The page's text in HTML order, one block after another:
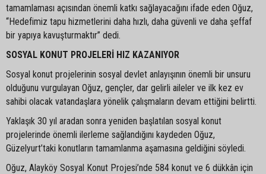
tamamlaması açısından önemli katkı sağlayacağını ifade eden Oğuz,
“Hedefimiz tapu hizmetlerini daha hızlı, daha güvenli ve daha şeffaf
bir yapıya kavuşturmaktır” dedi.
SOSYAL KONUT PROJELERİ HIZ KAZANIYOR
Sosyal konut projelerinin sosyal devlet anlayışının önemli bir unsuru
olduğunu vurgulayan Oğuz, gençler, dar gelirli aileler ve ilk kez ev
sahibi olacak vatandaşlara yönelik çalışmaların devam ettiğini belirtti.
Yaklaşık 30 yıl aradan sonra yeniden başlatılan sosyal konut
projelerinde önemli ilerleme sağlandığını kaydeden Oğuz,
Güzelyurt’taki konutların tamamlanma aşamasına geldiğini söyledi.
Oğuz, Alayköy Sosyal Konut Projesi’nde 584 konut ve 6 dükkân için